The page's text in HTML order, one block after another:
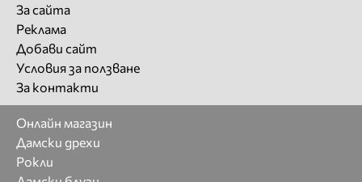
За сайта
Реклама
Добави сайт
Условия за ползване
За контакти
Онлайн магазин
Дамски дрехи
Рокли